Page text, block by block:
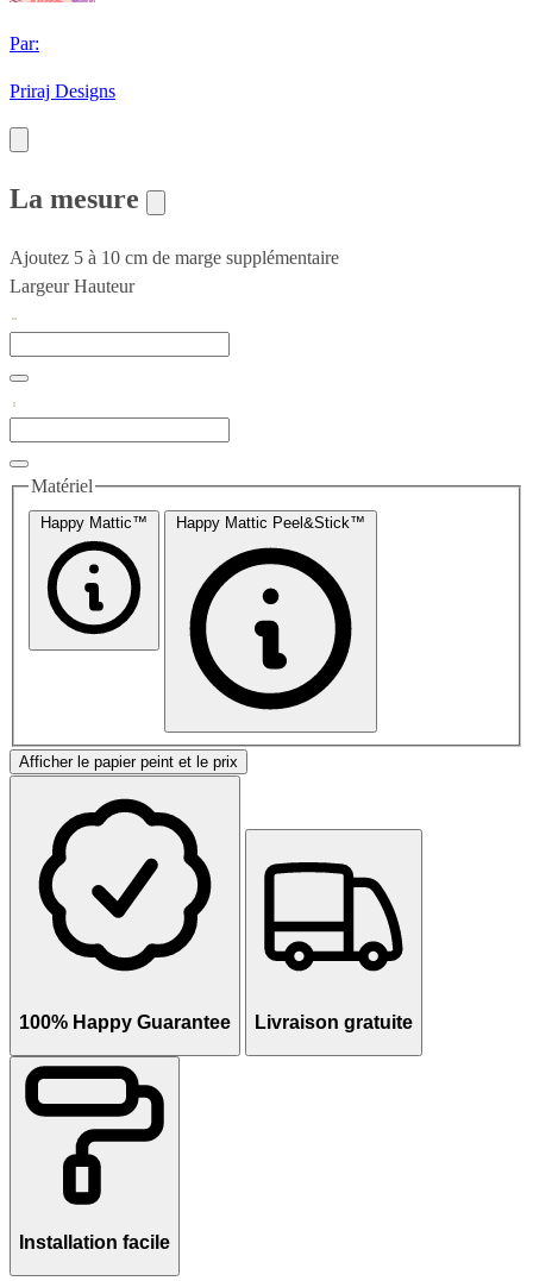
Par:
Priraj Designs
La mesure
Ajoutez 5 à 10 cm de marge supplémentaire
Largeur Hauteur
Matériel
Happy Mattic™ Happy Mattic Peel&Stick™
Afficher le papier peint et le prix
100% Happy Guarantee Livraison gratuite
Installation facile